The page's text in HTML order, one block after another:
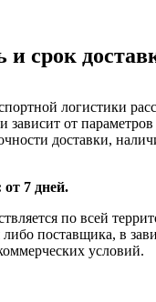
и срок
логистики
зависит от параметров
доставки,
7 дней.
по всей
либо поставщика, в
условий.